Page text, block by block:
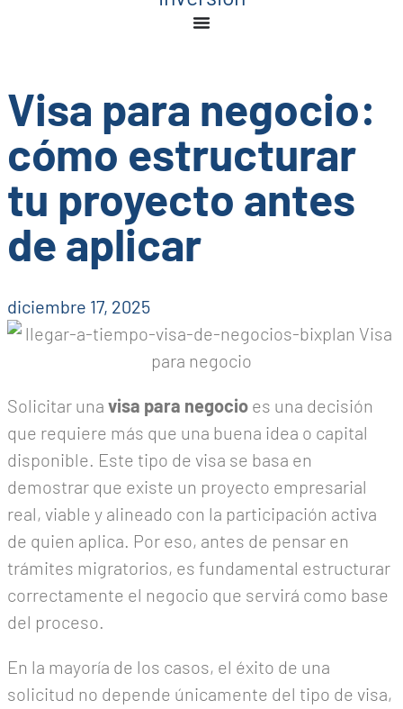
Visa para negocio:
cómo estructurar
tu proyecto antes
de aplicar
diciembre 17, 2025
Solicitar una visa para negocio es una decisión
que requiere más que una buena idea o capital
disponible. Este tipo de visa se basa en
demostrar que existe un proyecto empresarial
real, viable y alineado con la participación activa
de quien aplica. Por eso, antes de pensar en
trámites migratorios, es fundamental estructurar
correctamente el negocio que servirá como base
del proceso.
En la mayoría de los casos, el éxito de una
solicitud no depende únicamente del tipo de visa,